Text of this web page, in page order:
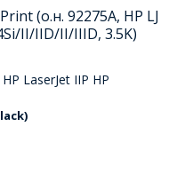
(о.н. 92275A, HP LJ
II/IID/II/IIID, 3.5K)
LaserJet IIP HP